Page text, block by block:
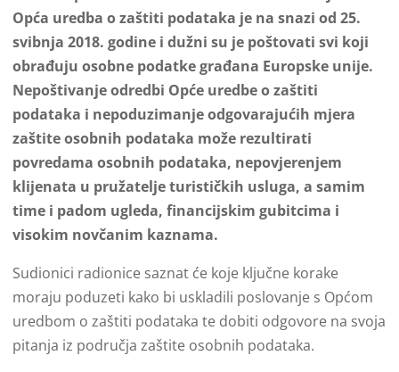
Opća uredba o zaštiti podataka je na snazi od 25.
svibnja 2018. godine i dužni su je poštovati svi koji
obrađuju osobne podatke građana Europske unije.
Nepoštivanje odredbi Opće uredbe o zaštiti
podataka i nepoduzimanje odgovarajućih mjera
zaštite osobnih podataka može rezultirati
povredama osobnih podataka, nepovjerenjem
klijenata u pružatelje turističkih usluga, a samim
time i padom ugleda, financijskim gubitcima i
visokim novčanim kaznama.
Sudionici radionice saznat će koje ključne korake
moraju poduzeti kako bi uskladili poslovanje s Općom
uredbom o zaštiti podataka te dobiti odgovore na svoja
pitanja iz područja zaštite osobnih podataka.